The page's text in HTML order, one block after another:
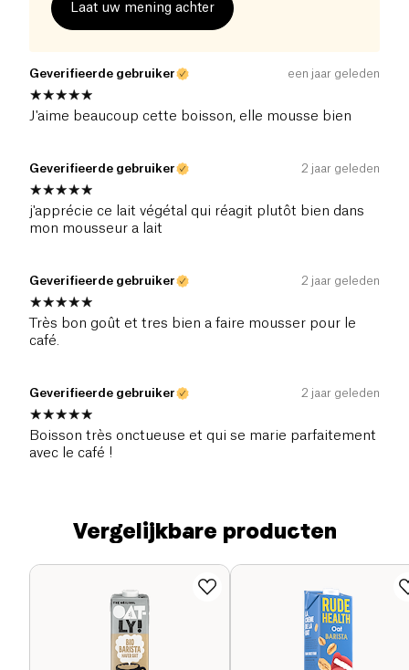
Laat uw mening achter
Geverifieerde gebruiker een jaar geleden
J'aime beaucoup cette boisson, elle mousse bien
Geverifieerde gebruiker 2 jaar geleden
j'apprécie ce lait végétal qui réagit plutôt bien dans
mon mousseur a lait
Geverifieerde gebruiker 2 jaar geleden
Très bon goût et tres bien a faire mousser pour le
café.
Geverifieerde gebruiker 2 jaar geleden
Boisson très onctueuse et qui se marie parfaitement
avec le café !
Vergelijkbare producten